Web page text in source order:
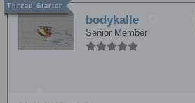
bodykalle
Senior Member